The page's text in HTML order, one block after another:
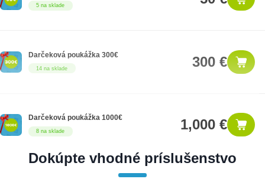
5 na sklade
14 na sklade
Darčeková poukážka 300€ 300 €
8 na sklade
Darčeková poukážka 1000€ 1,000 €
Dokúpte vhodné príslušenstvo